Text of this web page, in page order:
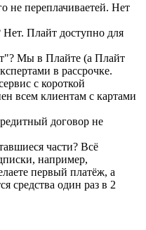
не переплачиваетей. Нет
Нет. Плайт доступно для
Мы в Плайте (а Плайт
в рассрочке.
с короткой
всем клиентам с картами
договор не
части? Всё
например,
первый платёж, а
средства один раз в 2